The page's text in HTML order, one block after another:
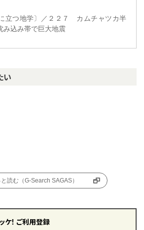
に立つ地学〕／２２７ カムチャツカ半
込み帯で巨大地震
い
と読む（G-Search SAGAS）
！ ご利用登録